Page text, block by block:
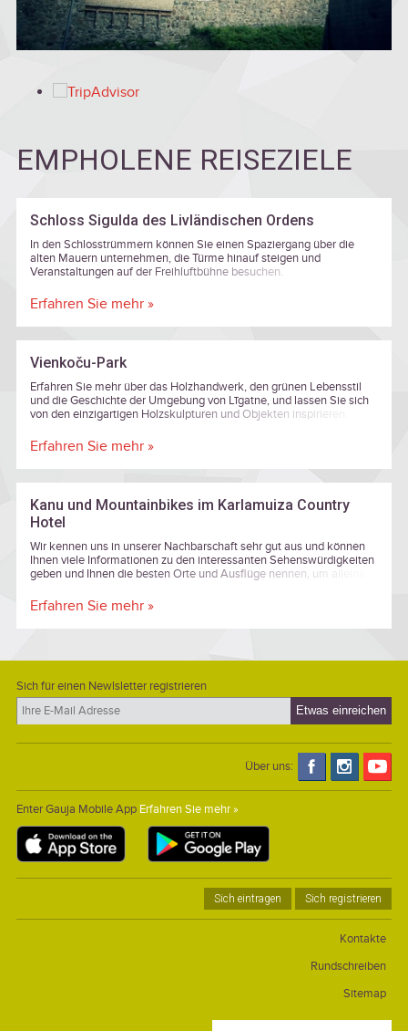
EMPHOLENE REISEZIELE
Schloss Sigulda des Livländischen Ordens
In den Schlosstrümmern können Sie einen Spaziergang über die
alten Mauern unternehmen, die Türme hinauf steigen und
Veranstaltungen auf der Freihluftbühne besuchen.
Erfahren Sie mehr »
Vienkoču-Park
Erfahren Sie mehr über das Holzhandwerk, den grünen Lebensstil
und die Geschichte der Umgebung von Līgatne, und lassen Sie sich
von den einzigartigen Holzskulpturen und Objekten inspirieren.
Erfahren Sie mehr »
Kanu und Mountainbikes im Karlamuiza Country
Hotel
Wir kennen uns in unserer Nachbarschaft sehr gut aus und können
Ihnen viele Informationen zu den interessanten Sehenswürdigkeiten
geben und Ihnen die besten Orte und Ausflüge nennen, um alleine,
verbringen.
Erfahren Sie mehr »
Sich für einen Newlsletter registrieren
Über uns:
Enter Gauja Mobile App Erfahren Sie mehr »
Sich eintragen Sich registrieren
Kontakte
Rundschreiben
Sitemap